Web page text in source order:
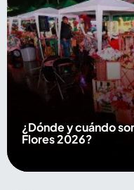
¿Dónde y cuándo
Flores 2026?